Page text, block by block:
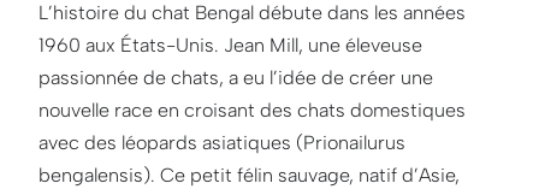
L’histoire du chat Bengal débute dans les années
1960 aux États-Unis. Jean Mill, une éleveuse
passionnée de chats, a eu l’idée de créer une
nouvelle race en croisant des chats domestiques
avec des léopards asiatiques (Prionailurus
bengalensis). Ce petit félin sauvage, natif d’Asie,